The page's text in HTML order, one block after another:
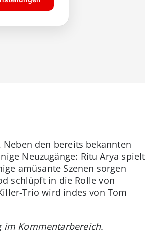
den bereits bekannten
Neuzugänge: Ritu Arya spielt
amüsante Szenen sorgen
schlüpft in die Rolle von
Trio wird indes von Tom
im Kommentarbereich.